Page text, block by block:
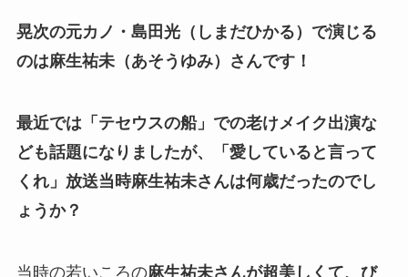
晃次の元カノ・島田光（しまだひかる）で演じる
のは麻生祐未（あそうゆみ）さんです！
最近では「テセウスの船」での老けメイク出演な
ども話題になりましたが、「愛していると言って
くれ」放送当時麻生祐未さんは何歳だったのでし
ょうか？
当時の若いころの麻生祐未さんが超美しくて、び